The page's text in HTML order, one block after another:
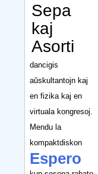
Sepa
kaj
Asorti
dancigis
aŭskultantojn kaj
en fizika kaj en
virtuala kongresoj.
Mendu la
kompaktdiskon
Espero